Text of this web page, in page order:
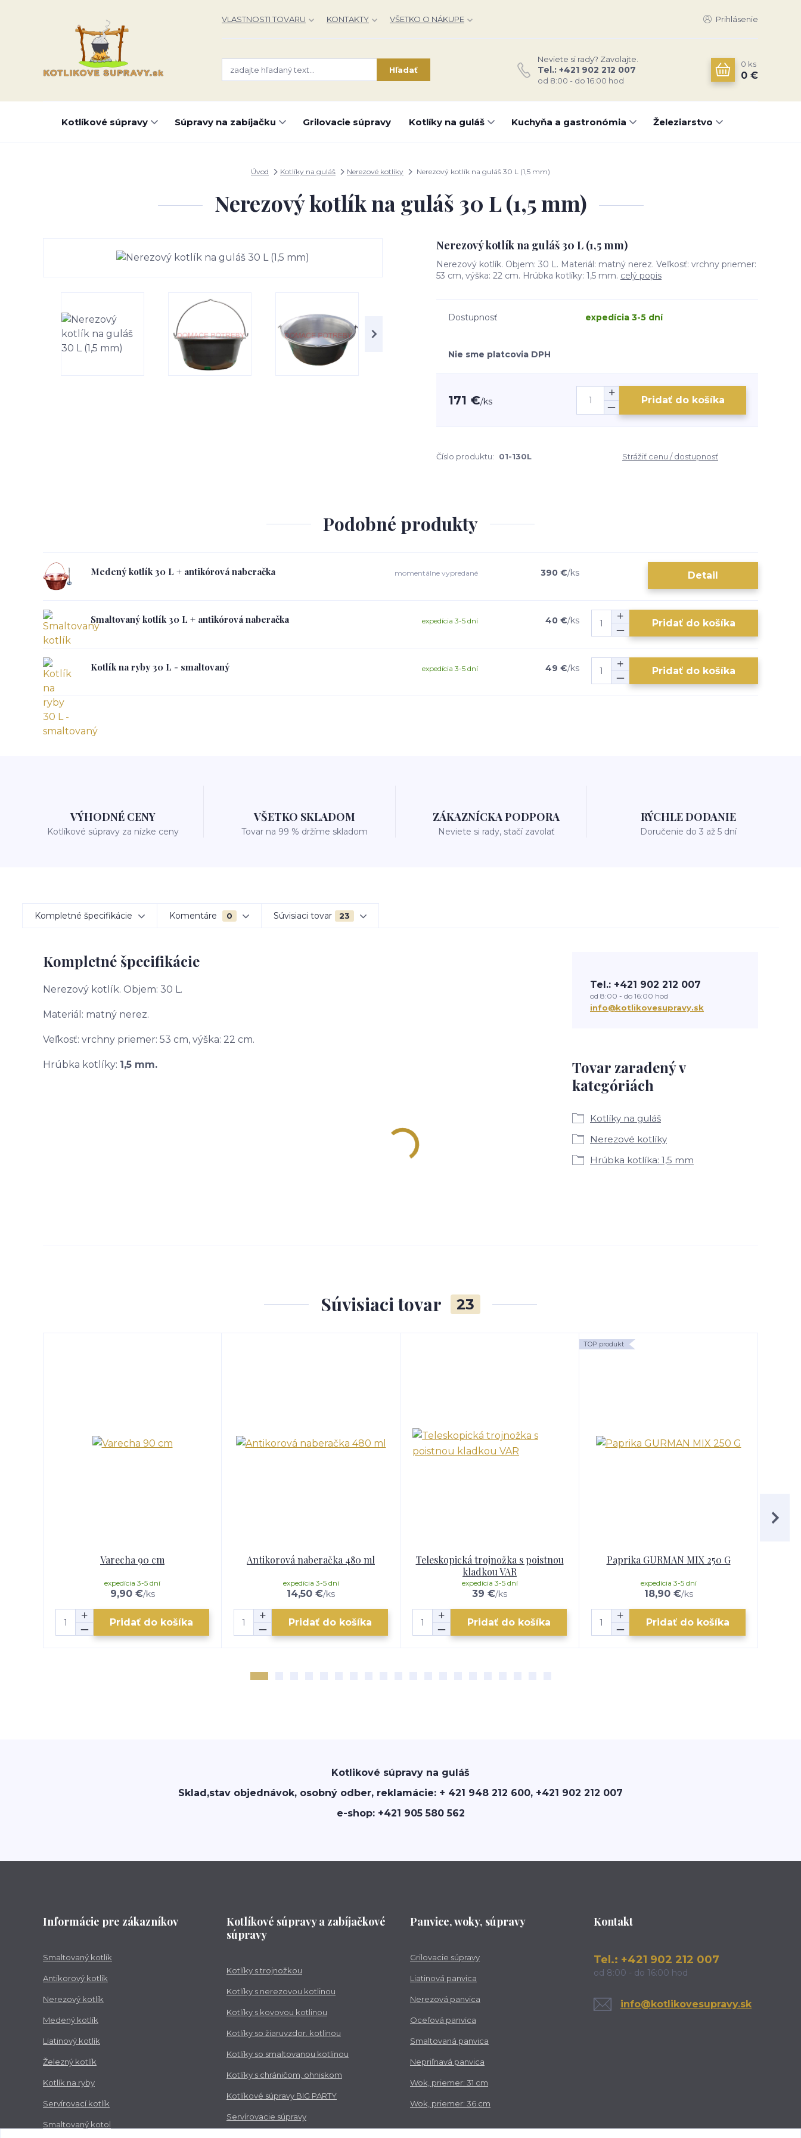
VLASTNOSTI TOVARU KONTAKTY VŠETKO O NÁKUPE Prihlásenie
Hľadať
Neviete si rady? Zavolajte.
Tel.: +421 902 212 007
od 8:00 - do 16:00 hod
0 ks
0 €
Kotlíkové súpravy Súpravy na zabíjačku Grilovacie súpravy Kotlíky na guláš Kuchyňa a gastronómia Železiarstvo
Úvod Kotlíky na guláš Nerezové kotlíky Nerezový kotlík na guláš 30 L (1,5 mm)
Nerezový kotlík na guláš 30 L (1,5 mm)
Nerezový kotlík na guláš 30 L (1,5 mm)
Nerezový kotlík. Objem: 30 L. Materiál: matný nerez. Veľkosť: vrchny priemer:
53 cm, výška: 22 cm. Hrúbka kotlíky: 1,5 mm. celý popis
Dostupnosť expedícia 3-5 dní
Nie sme platcovia DPH
171 €/ks Pridať do košíka
Číslo produktu: 01-130L Strážiť cenu / dostupnosť
Podobné produkty
Medený kotlík 30 L + antikórová naberačka 390 €/ks
momentálne vypredané Detail
Smaltovaný kotlík 30 L + antikórová naberačka 40 €/ks
expedícia 3-5 dní Pridať do košíka
Kotlík na ryby 30 L - smaltovaný 49 €/ks
expedícia 3-5 dní Pridať do košíka
VÝHODNÉ CENY
Kotlíkové súpravy za nízke ceny
VŠETKO SKLADOM
Tovar na 99 % držíme skladom
ZÁKAZNÍCKA PODPORA
Neviete si rady, stačí zavolať
RÝCHLE DODANIE
Doručenie do 3 až 5 dní
Kompletné špecifikácie Komentáre 0 Súvisiaci tovar 23
Kompletné špecifikácie
Nerezový kotlík. Objem: 30 L.
Materiál: matný nerez.
Veľkosť: vrchny priemer: 53 cm, výška: 22 cm.
Hrúbka kotlíky: 1,5 mm.
Tovar zaradený v
kategóriách
Kotlíky na guláš
Nerezové kotlíky
Hrúbka kotlíka: 1,5 mm
Tel.: +421 902 212 007
od 8:00 - do 16:00 hod
info@kotlikovesupravy.sk
Súvisiaci tovar 23
Varecha 90 cm
9,90 €/ks
expedícia 3-5 dní
Pridať do košíka
Antikorová naberačka 480 ml
14,50 €/ks
expedícia 3-5 dní
Pridať do košíka
Teleskopická trojnožka s poistnou
kladkou VAR
39 €/ks
expedícia 3-5 dní
Pridať do košíka
TOP produkt
Paprika GURMAN MIX 250 G
18,90 €/ks
expedícia 3-5 dní
Pridať do košíka
Kotlikové súpravy na guláš
Sklad,stav objednávok, osobný odber, reklamácie: + 421 948 212 600, +421 902 212 007
e-shop: +421 905 580 562
Informácie pre zákazníkov
Smaltovaný kotlík
Antikorový kotlík
Nerezový kotlík
Medený kotlík
Liatinový kotlík
Železný kotlík
Kotlík na ryby
Servírovací kotlík
Smaltovaný kotol
Kotlíkové súpravy a zabíjačkové
súpravy
Kotlíky s trojnožkou
Kotlíky s nerezovou kotlinou
Kotlíky s kovovou kotlinou
Kotlíky so žiaruvzdor. kotlinou
Kotlíky so smaltovanou kotlinou
Kotlíky s chráničom, ohniskom
Kotlíkové súpravy BIG PARTY
Servírovacie súpravy
Panvice, woky, súpravy
Grilovacie súpravy
Liatinová panvica
Nerezová panvica
Oceľová panvica
Smaltovaná panvica
Nepriľnavá panvica
Wok, priemer: 31 cm
Wok, priemer: 36 cm
Kontakt
Tel.: +421 902 212 007
od 8:00 - do 16:00 hod
info@kotlikovesupravy.sk